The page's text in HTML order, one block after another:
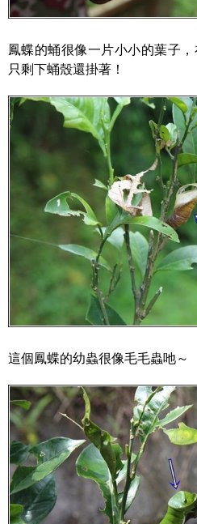
鳳蝶的蛹很像一片小小的葉子
只剩下蛹殼還掛著！
這個鳳蝶的幼蟲很像毛毛蟲吔～